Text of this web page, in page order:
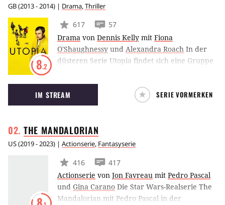
GB(2013 - 2014) | Drama,Thriller
8.2
617
57
Drama von Dennis Kelly mit Fiona
O'Shaughnessy und Alexandra Roach In der
düsteren Serie Utopia findet sich eine Gruppe
Sie besitzen das Manuskript eines bis dato
legendären Graphic Novels und werden
deshalb von einer Organisation verfolgt, die
IM STREAM SERIE VORMERKEN
THE MANDALORIAN
US(2019 - 2023) | Actionserie, Fantasyserie
416
417
Actionserie von Jon Favreau mit Pedro Pascal
und Gina Carano Die Star Wars-Realserie The
Mandalorian mit Pedro Pascal in der